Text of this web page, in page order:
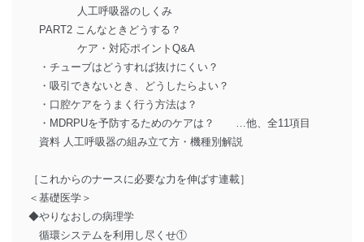
人工呼吸器のしくみ
PART2 こんなときどうする？
ケア・対応ポイントQ&A
・チューブはどうすれば抜けにくい？
・吸引できないとき、どうしたらよい？
・口腔ケアをうまく行う方法は？
・MDRPUを予防するためのケアは？ …他、全11項目
資料 人工呼吸器の組み立て方・機種別解説
［これからのナースに必要な力を伸ばす連載］
＜基礎医学＞
◆やりなおしの病理学
循環システムを利用し尽くせ①